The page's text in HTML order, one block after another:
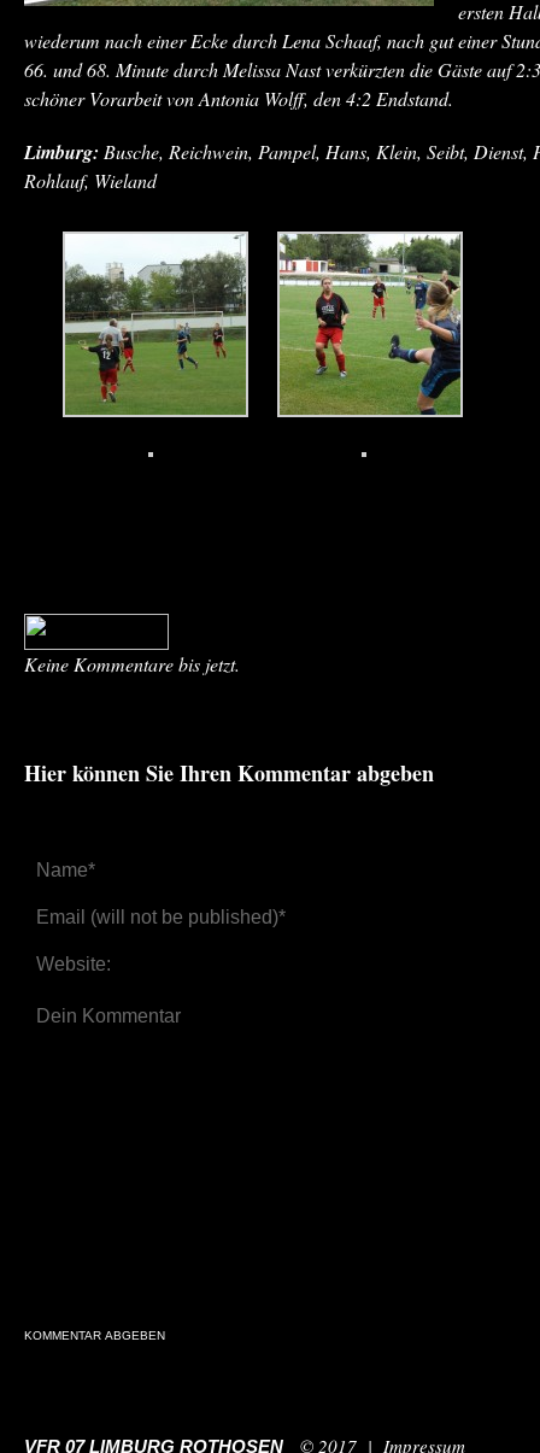
ersten
wiederum nach einer Ecke durch Lena Schaaf, nach gut einer
66. und 68. Minute durch Melissa Nast verkürzten die Gäste auf
schöner Vorarbeit von Antonia Wolff, den 4:2 Endstand.
Limburg: Busche, Reichwein, Pampel, Hans, Klein, Seibt,
Rohlauf, Wieland
Keine Kommentare bis jetzt.
Hier können Sie Ihren Kommentar abgeben
VFR 07 LIMBURG ROTHOSEN © 2017 | Impressum